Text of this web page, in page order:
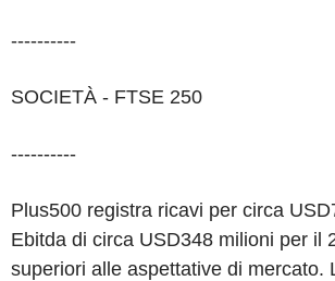
----------
SOCIETÀ - FTSE 250
----------
Plus500 registra ricavi per circa
Ebitda di circa USD348 milioni per il
superiori alle aspettative di mercato.